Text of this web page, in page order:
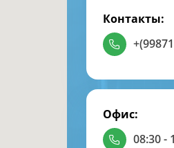
Контакты:
Офис:
08:30 -